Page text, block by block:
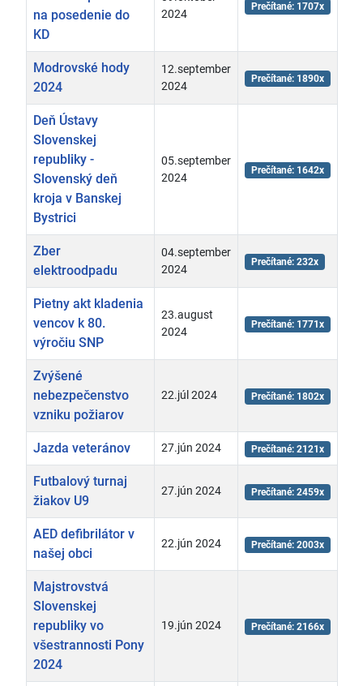
na posedenie do
KD
2024
Prečítané: 1707x
Modrovské hody
2024
12.september
2024
Prečítané: 1890x
Deň Ústavy
Slovenskej
republiky -
Slovenský deň
kroja v Banskej
Bystrici
05.september
2024
Prečítané: 1642x
Zber
elektroodpadu
04.september
2024
Prečítané: 232x
Pietny akt kladenia
vencov k 80.
výročiu SNP
23.august
2024
Prečítané: 1771x
Zvýšené
nebezpečenstvo
vzniku požiarov
22.júl 2024 Prečítané: 1802x
Jazda veteránov 27.jún 2024 Prečítané: 2121x
Futbalový turnaj
žiakov U9
27.jún 2024 Prečítané: 2459x
AED defibrilátor v
našej obci
22.jún 2024 Prečítané: 2003x
Majstrovstvá
Slovenskej
republiky vo
všestrannosti Pony
2024
19.jún 2024 Prečítané: 2166x